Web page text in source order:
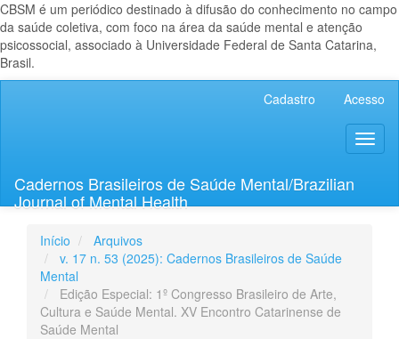
CBSM é um periódico destinado à difusão do conhecimento no campo
da saúde coletiva, com foco na área da saúde mental e atenção
psicossocial, associado à Universidade Federal de Santa Catarina,
Brasil.
Lateral
Cadastro Acesso
Cadernos Brasileiros de Saúde Mental/Brazilian
Journal of Mental Health
Início
Arquivos
v. 17 n. 53 (2025): Cadernos Brasileiros de Saúde
Mental
Edição Especial: 1º Congresso Brasileiro de Arte,
Cultura e Saúde Mental. XV Encontro Catarinense de
Saúde Mental